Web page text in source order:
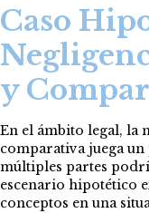
Caso
y
En el ámbito legal, la
comparativa juega
múltiples partes
escenario hipotético
conceptos en una